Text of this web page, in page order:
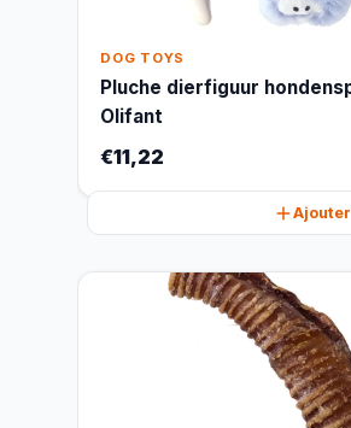
DOG TOYS
Pluche dierfiguur
Olifant
€11,22
Ajouter